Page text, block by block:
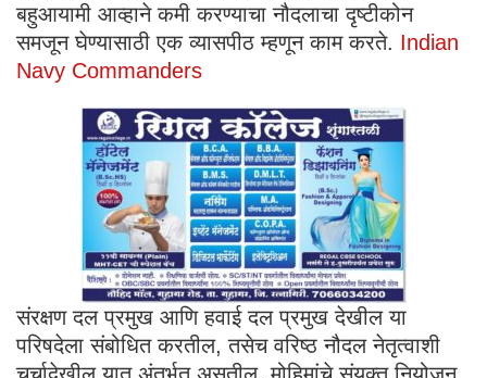
बहुआयामी आव्हाने कमी करण्याचा नौदलाचा दृष्टीकोन
समजून घेण्यासाठी एक व्यासपीठ म्हणून काम करते. Indian
Navy Commanders
संरक्षण दल प्रमुख आणि हवाई दल प्रमुख देखील या
परिषदेला संबोधित करतील, तसेच वरिष्ठ नौदल नेतृत्वाशी
चर्चादेखील यात अंतर्भूत असतील. मोहिमांचे संयुक्त नियोजन